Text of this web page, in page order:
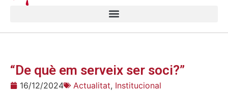
“De què em serveix ser soci?”
16/12/2024 Actualitat, Institucional